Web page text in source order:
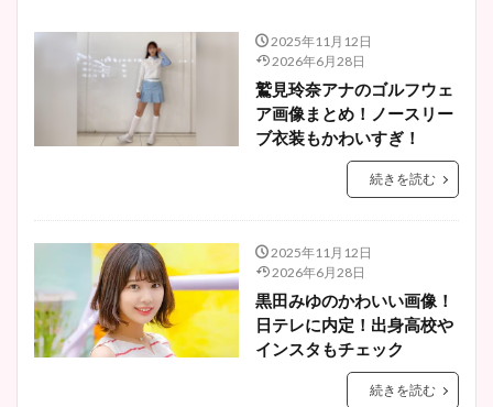
2025年11月12日
2026年6月28日
鷲見玲奈アナのゴルフウェ
ア画像まとめ！ノースリー
ブ衣装もかわいすぎ！
続きを読む
2025年11月12日
2026年6月28日
黒田みゆのかわいい画像！
日テレに内定！出身高校や
インスタもチェック
続きを読む